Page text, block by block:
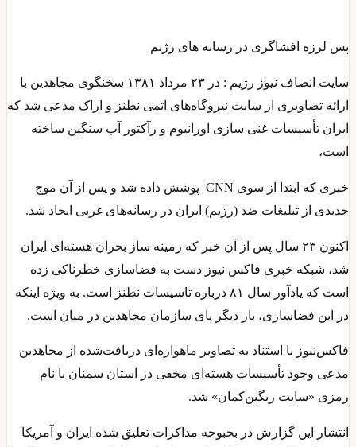
پس لرزه افشاگری در رسانه های رژیم
سایت انصاف نیوز رژیم : در ۲۳ مرداد ۱۳۸۱ سخنگوی مجاهدین با
ارائه تصاویری از سایت نیروگاه‌های اتمی نطنز و اراک مدعی شد که
ایران تأسیسات غنی سازی اورانیوم و رآکتور آب سنگین ساخته
است،
خبری که ابتدا از سوی CNN پوشش داده شد و پس از آن موج
جدیدی از تبلیغات ضد (رژیم) ایران در رسانه‌های غربی ایجاد شد.
اکنون ۲۳ سال پس از آن خبر که زمینه ساز بحران هسته‌ای ایران
شد، شبکه خبری فاکس نیوز دست به فضاسازی خطرناکی زده
است که یادآور سال ۸۱ درباره تاسیسات نطنز است. به ویژه اینکه
در این فضاسازی، بار دیگر پای سازمان مجاهدین در میان است.
فاکس‌نیوز با استناد به تصاویر ماهواره‌ای دریافت‌شده از مجاهدین
مدعی وجود تأسیسات هسته‌ای مخفی در استان سمنان با نام
رمزی «سایت رنگین‌کمان» شد.
انتشار این گزارش در بحبوحه مذاکرات تعلیق شده ایران و آمریکا